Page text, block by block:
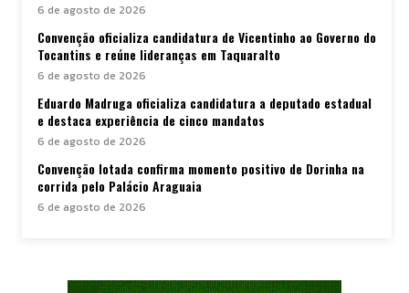
6 de agosto de 2026
Convenção oficializa candidatura de Vicentinho ao Governo do
Tocantins e reúne lideranças em Taquaralto
6 de agosto de 2026
Eduardo Madruga oficializa candidatura a deputado estadual
e destaca experiência de cinco mandatos
6 de agosto de 2026
Convenção lotada confirma momento positivo de Dorinha na
corrida pelo Palácio Araguaia
6 de agosto de 2026